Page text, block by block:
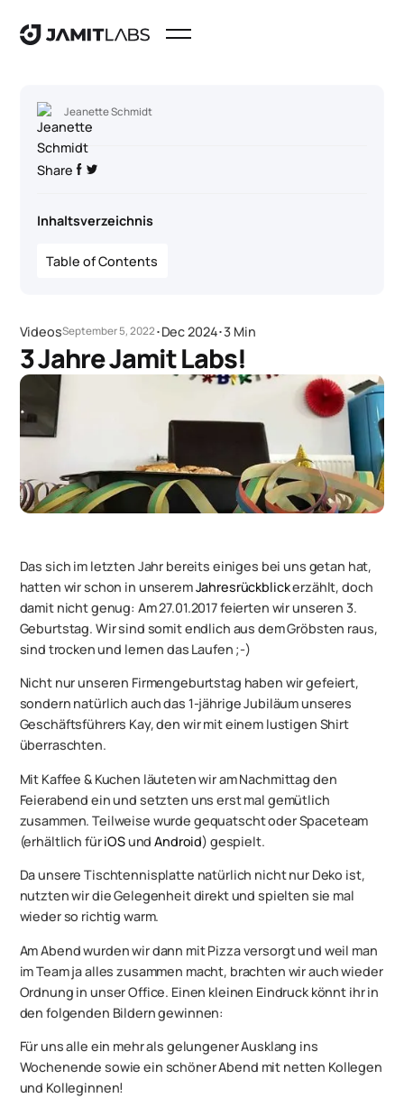
VideosSeptember 5, 2022･Dec 2024･3 Min
3 Jahre Jamit Labs!
Das sich im letzten Jahr bereits einiges bei uns getan hat,
hatten wir schon in unseremJahresrückblickerzählt, doch
damit nicht genug: Am 27.01.2017 feierten wir unseren 3.
Geburtstag. Wir sind somit endlich aus dem Gröbsten raus,
sind trocken und lernen das Laufen ;-)
Nicht nur unseren Firmengeburtstag haben wir gefeiert,
sondern natürlich auch das 1-jährige Jubiläum unseres
Geschäftsführers Kay, den wir mit einem lustigen Shirt
überraschten.
Mit Kaffee & Kuchen läuteten wir am Nachmittag den
Feierabend ein und setzten uns erst mal gemütlich
zusammen. Teilweise wurde gequatscht oder Spaceteam
(erhältlich füriOSundAndroid) gespielt.
Da unsere Tischtennisplatte natürlich nicht nur Deko ist,
nutzten wir die Gelegenheit direkt und spielten sie mal
wieder so richtig warm.
Am Abend wurden wir dann mit Pizza versorgt und weil man
im Team ja alles zusammen macht, brachten wir auch wieder
Ordnung in unser Office. Einen kleinen Eindruck könnt ihr in
den folgenden Bildern gewinnen:
Für uns alle ein mehr als gelungener Ausklang ins
Wochenende sowie ein schöner Abend mit netten Kollegen
und Kolleginnen!
Jeanette Schmidt
Share
Inhaltsverzeichnis
Table of Contents